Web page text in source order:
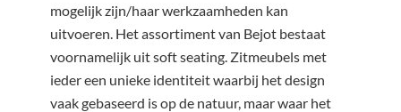
mogelijk zijn/haar werkzaamheden kan
uitvoeren. Het assortiment van Bejot bestaat
voornamelijk uit soft seating. Zitmeubels met
ieder een unieke identiteit waarbij het design
vaak gebaseerd is op de natuur, maar waar het